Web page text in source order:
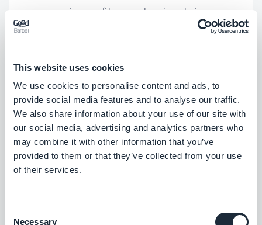
This website uses cookies
We use cookies to personalise content and ads, to
provide social media features and to analyse our traffic.
We also share information about your use of our site with
our social media, advertising and analytics partners who
may combine it with other information that you’ve
provided to them or that they’ve collected from your use
of their services.
Necessary
correzione e dì loro quale azione hai preso,
non dimenticare inoltre di accettare le buone